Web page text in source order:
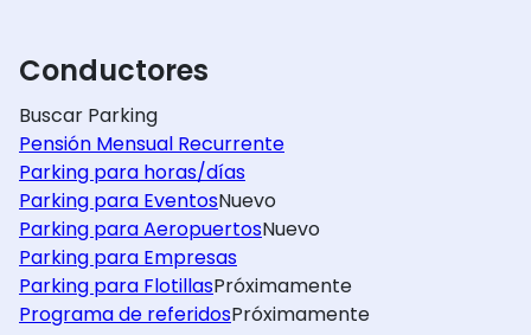
Conductores
Buscar Parking
Pensión Mensual Recurrente
Parking para horas/días
Parking para EventosNuevo
Parking para AeropuertosNuevo
Parking para Empresas
Parking para FlotillasPróximamente
Programa de referidosPróximamente